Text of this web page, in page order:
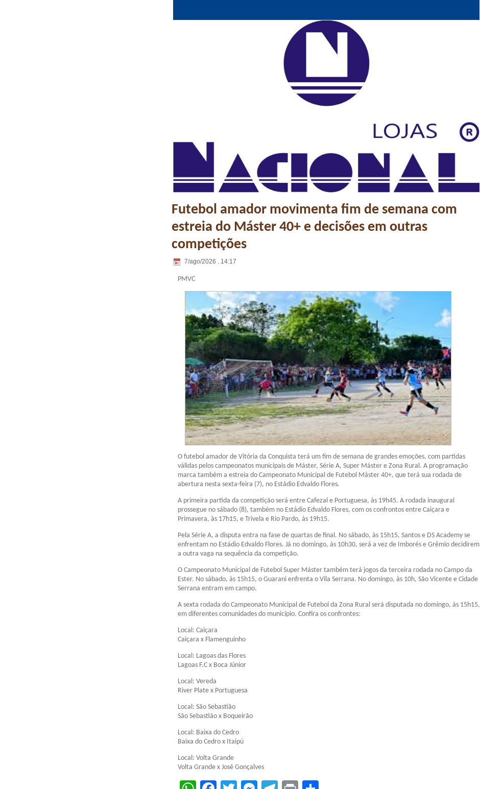
Futebol amador movimenta fim de semana com
estreia do Máster 40+ e decisões em outras
competições
7/ago/2026 . 14:17
PMVC
O futebol amador de Vitória da Conquista terá um fim de semana de grandes emoções, com partidas
válidas pelos campeonatos municipais de Máster, Série A, Super Máster e Zona Rural. A programação
marca também a estreia do Campeonato Municipal de Futebol Máster 40+, que terá sua rodada de
abertura nesta sexta-feira (7), no Estádio Edvaldo Flores.
A primeira partida da competição será entre Cafezal e Portuguesa, às 19h45. A rodada inaugural
prossegue no sábado (8), também no Estádio Edvaldo Flores, com os confrontos entre Caiçara e
Primavera, às 17h15, e Trivela e Rio Pardo, às 19h15.
Pela Série A, a disputa entra na fase de quartas de final. No sábado, às 15h15, Santos e DS Academy se
enfrentam no Estádio Edvaldo Flores. Já no domingo, às 10h30, será a vez de Imborés e Grêmio decidirem
a outra vaga na sequência da competição.
O Campeonato Municipal de Futebol Super Máster também terá jogos da terceira rodada no Campo da
Ester. No sábado, às 15h15, o Guarani enfrenta o Vila Serrana. No domingo, às 10h, São Vicente e Cidade
Serrana entram em campo.
A sexta rodada do Campeonato Municipal de Futebol da Zona Rural será disputada no domingo, às 15h15,
em diferentes comunidades do município. Confira os confrontes:
Local: Caiçara
Caiçara x Flamenguinho
Local: Lagoas das Flores
Lagoas F.C x Boca Júnior
Local: Vereda
River Plate x Portuguesa
Local: São Sebastião
São Sebastião x Boqueirão
Local: Baixa do Cedro
Baixa do Cedro x Itaipú
Local: Volta Grande
Volta Grande x José Gonçalves